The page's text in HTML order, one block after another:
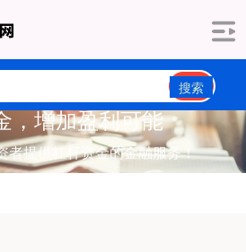
搜索
，增加盈利可能
者提供杠杆资金的金融服务！